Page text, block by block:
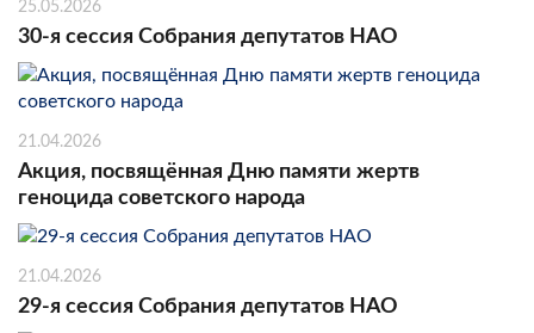
25.05.2026
30-я сессия Собрания депутатов НАО
21.04.2026
Акция, посвящённая Дню памяти жертв
геноцида советского народа
21.04.2026
29-я сессия Собрания депутатов НАО